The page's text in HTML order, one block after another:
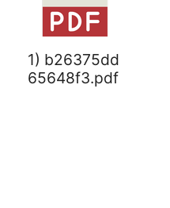
1) b26375dd
65648f3.pdf